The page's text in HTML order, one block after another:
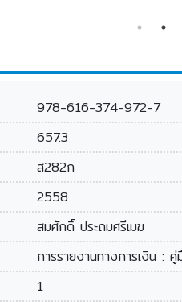
978-616-374-972-7
657.3
ส282ก
2558
สมศักดิ์ ประถมศรีเมฆ
การรายงานทางการเงิน :
1